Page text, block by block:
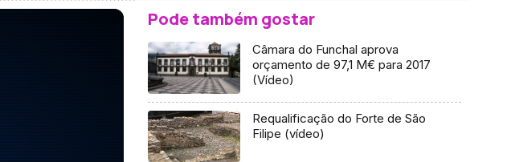
Pode também gostar
Câmara do Funchal aprova
orçamento de 97,1 M€ para 2017
(Vídeo)
Requalificação do Forte de São
Filipe (vídeo)